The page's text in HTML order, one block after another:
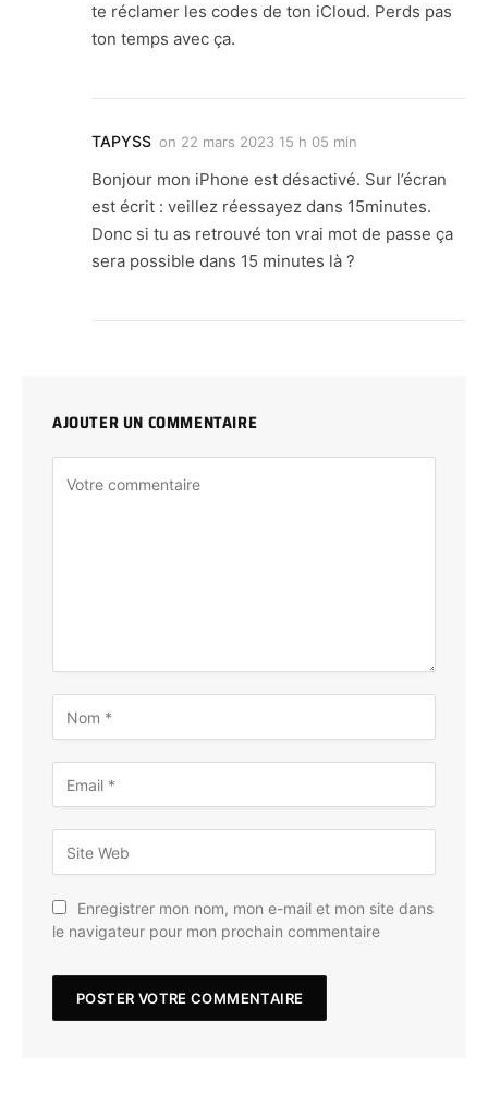
te réclamer les codes de ton iCloud. Perds pas
ton temps avec ça.
TAPYSS on 22 mars 2023 15 h 05 min
Bonjour mon iPhone est désactivé. Sur l’écran
est écrit : veillez réessayez dans 15minutes.
Donc si tu as retrouvé ton vrai mot de passe ça
sera possible dans 15 minutes là ?
AJOUTER UN COMMENTAIRE
Enregistrer mon nom, mon e-mail et mon site dans
le navigateur pour mon prochain commentaire